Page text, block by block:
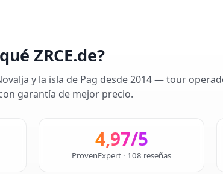
ZRCE.de?
y la isla de Pag desde 2014 — tour
garantía de mejor precio.
4,97/5
ProvenExpert · 108 reseñas